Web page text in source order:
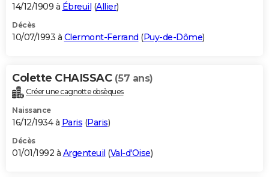
14/12/1909 à Ébreuil (Allier)
Décès
10/07/1993 à Clermont-Ferrand (Puy-de-Dôme)
Colette CHAISSAC (57 ans)
Créer une cagnotte obsèques
Naissance
16/12/1934 à Paris (Paris)
Décès
01/01/1992 à Argenteuil (Val-d'Oise)